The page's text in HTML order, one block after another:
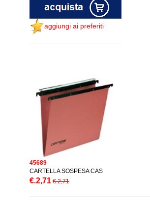
aggiungi ai preferiti
45689
CARTELLA SOSPESA CAS
€.2,71 €.2,71